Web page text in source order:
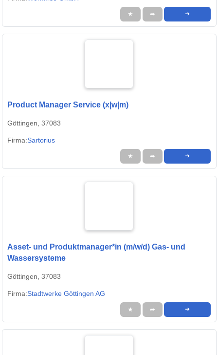
★ ➦ ➜
Product Manager Service (x|w|m)
Göttingen, 37083
Firma:Sartorius
★ ➦ ➜
Asset- und Produktmanager*in (m/w/d) Gas- und
Wassersysteme
Göttingen, 37083
Firma:Stadtwerke Göttingen AG
★ ➦ ➜